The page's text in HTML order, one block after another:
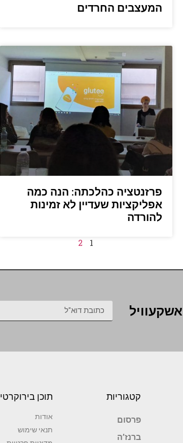
המעצבים החרדים
פרזנטציה כהלכתה: הנה כמה
אפליקציות שעדיין לא זמינות
להורדה
1
2
קטגוריות
פרסום
ברנז’ה
תוכן בירוקרטי
אודות
תנאי שימוש